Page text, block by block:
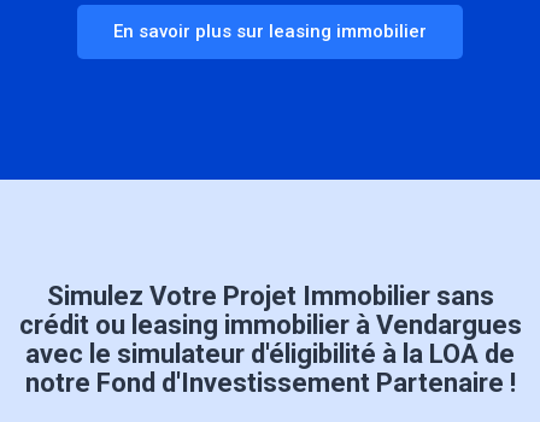
En savoir plus sur leasing immobilier
Simulez Votre Projet Immobilier sans
crédit ou leasing immobilier à Vendargues
avec le simulateur d'éligibilité à la LOA de
notre Fond d'Investissement Partenaire !